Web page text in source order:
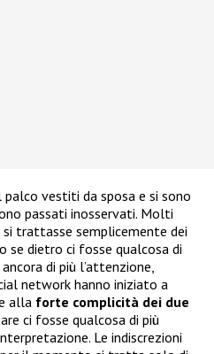
vestiti da sposa e si sono
passati inosservati. Molti
trattasse semplicemente dei
se dietro ci fosse qualcosa di
di più l’attenzione,
network hanno iniziato a
alla forte complicità dei due
ci fosse qualcosa di più
Le indiscrezioni